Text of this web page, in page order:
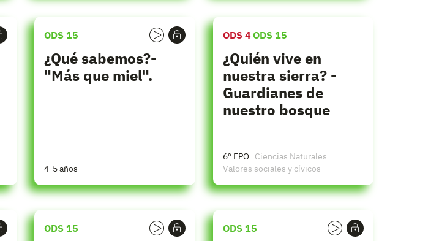
ODS 15
¿Qué sabemos?-
"Más que miel".
4-5 años
ODS 4 ODS 15
¿Quién vive en
nuestra sierra? -
Guardianes de
nuestro bosque
6º EPO
Ciencias Naturales
Valores sociales y cívicos
ODS 15 ODS 15